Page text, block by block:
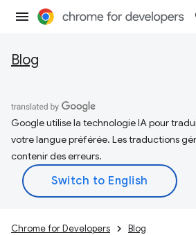
Blog
Google utilise la technologie IA pour
votre langue préférée. Les traductions
contenir des erreurs.
Chrome for Developers Blog